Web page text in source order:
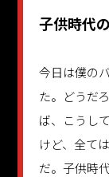
子供時代
今日は僕の
た。どうだ
ば、こうし
けど、全て
だ。子供時